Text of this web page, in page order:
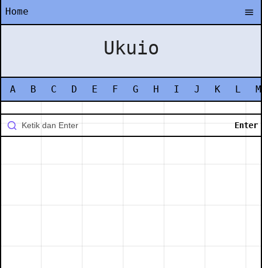
Home
Ukuio
A B C D E F G H I J K L M